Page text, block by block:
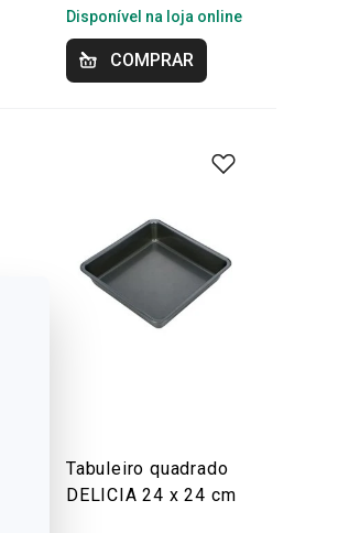
Disponível na loja online
COMPRAR
Tabuleiro quadrado
DELICIA 24 x 24 cm